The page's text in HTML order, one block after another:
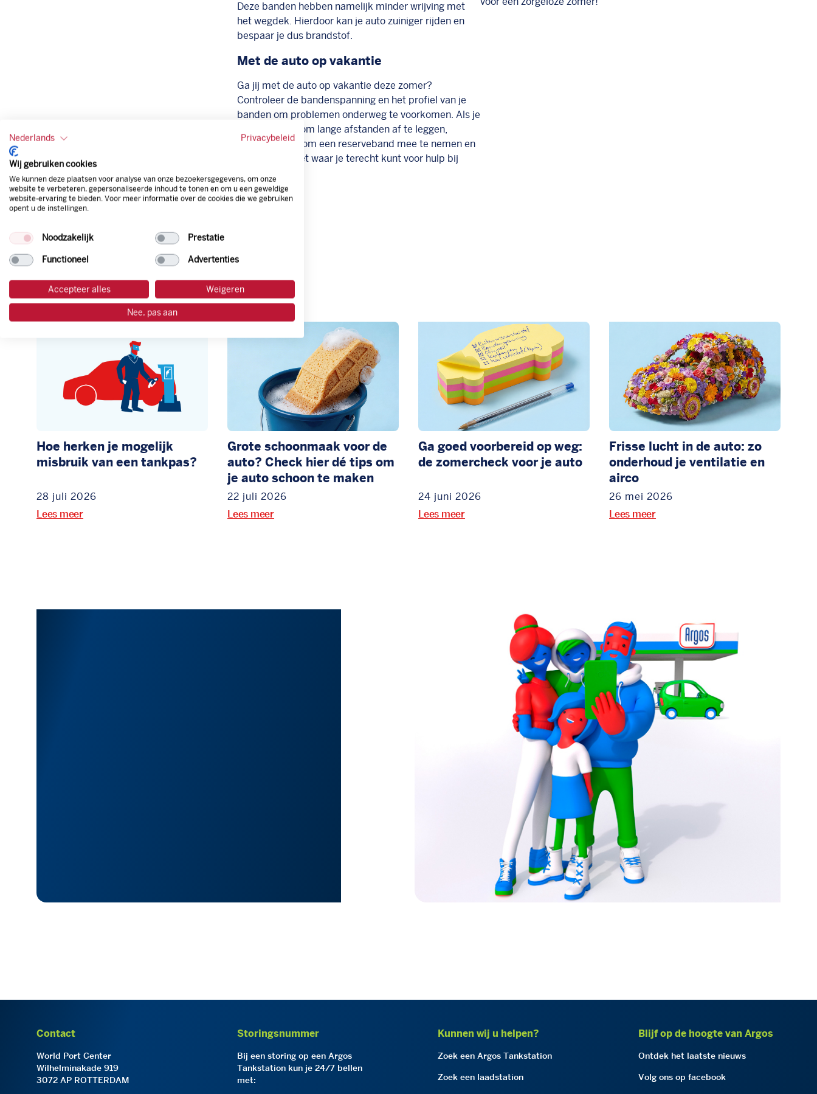
Deze banden hebben namelijk minder wrijving met
het wegdek. Hierdoor kan je auto zuiniger rijden en
bespaar je dus brandstof.
Met de auto op vakantie
Ga jij met de auto op vakantie deze zomer?
Controleer de bandenspanning en het profiel van je
banden om problemen onderweg te voorkomen. Als je
van plan bent om lange afstanden af te leggen,
overweeg dan om een reserveband mee te nemen en
zorg dat je weet waar je terecht kunt voor hulp bij
Meer nieuws
Hoe herken je mogelijk
misbruik van een tankpas?
28 juli 2026
Lees meer
Grote schoonmaak voor de
auto? Check hier dé tips om
je auto schoon te maken
22 juli 2026
Lees meer
Ga goed voorbereid op weg:
de zomercheck voor je auto
24 juni 2026
Lees meer
Frisse lucht in de auto: zo
onderhoud je ventilatie en
airco
26 mei 2026
Lees meer
Contact
World Port Center
Wilhelminakade 919
3072 AP ROTTERDAM
Storingsnummer
Bij een storing op een Argos
Tankstation kun je 24/7 bellen
met:
Kunnen wij u helpen?
Zoek een Argos Tankstation
Zoek een laadstation
Blijf op de hoogte van Argos
Ontdek het laatste nieuws
Volg ons op facebook
Nederlands Privacybeleid
Wij gebruiken cookies
We kunnen deze plaatsen voor analyse van onze bezoekersgegevens, om onze
website te verbeteren, gepersonaliseerde inhoud te tonen en om u een geweldige
website-ervaring te bieden. Voor meer informatie over de cookies die we gebruiken
opent u de instellingen.
Noodzakelijk Prestatie
Functioneel Advertenties
Accepteer alles Weigeren
Nee, pas aan